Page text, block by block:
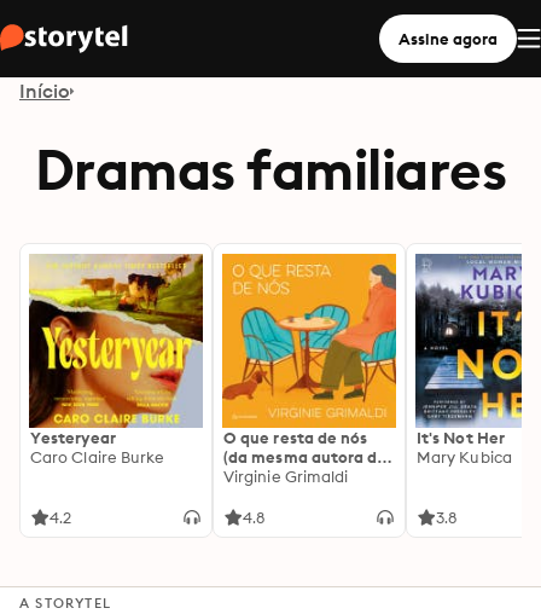
Assine agora
Início
Dramas familiares
Yesteryear
Caro Claire Burke
4.2
O que resta de nós
(da mesma autora de
Tempo de reacender
Virginie Grimaldi
4.8
It's Not Her
Mary Kubica
3.8
A STORYTEL